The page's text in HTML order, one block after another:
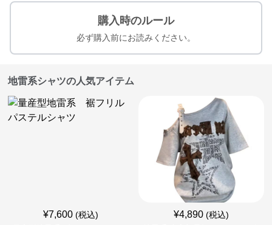
購入時のルール
必ず購入前にお読みください。
地雷系シャツの人気アイテム
¥7,600 (税込) ¥4,890 (税込)